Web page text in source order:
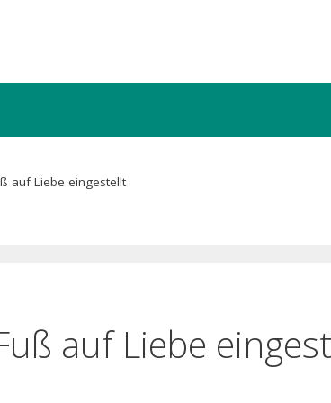
auf Liebe eingestellt
auf Liebe